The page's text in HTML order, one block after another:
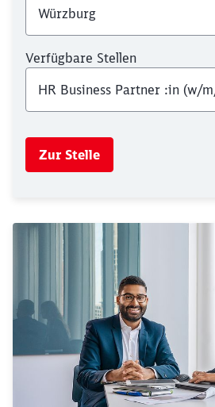
Verfügbare Stellen
Zur Stelle
Möchten Sie zu